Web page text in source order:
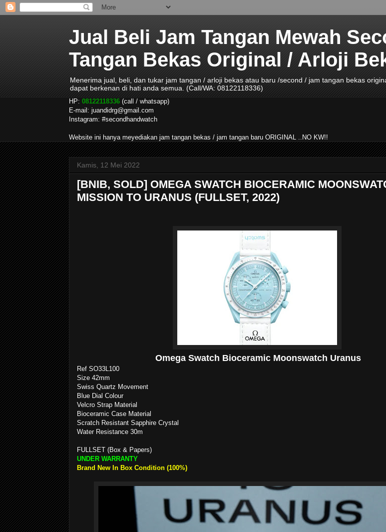
Jual Beli Jam Tangan Mewah
Tangan Bekas Original / Arloji
Menerima jual, beli, dan tukar jam tangan / arloji bekas atau baru /second / jam tangan bekas
dapat berkenan di hati anda semua. (Call/WA: 08122118336)
HP: 08122118336 (call / whatsapp)
E-mail: juandidrg@gmail.com
Instagram: #secondhandwatch
Website ini hanya meyediakan jam tangan bekas / jam tangan baru ORIGINAL ..NO KW!!
Kamis, 12 Mei 2022
[BNIB, SOLD] OMEGA SWATCH BIOCERAMIC
MISSION TO URANUS (FULLSET, 2022)
Omega Swatch Bioceramic Moonswatch Uranus
Ref SO33L100
Size 42mm
Swiss Quartz Movement
Blue Dial Colour
Velcro Strap Material
Bioceramic Case Material
Scratch Resistant Sapphire Crystal
Water Resistance 30m
FULLSET (Box & Papers)
UNDER WARRANTY
Brand New In Box Condition (100%)